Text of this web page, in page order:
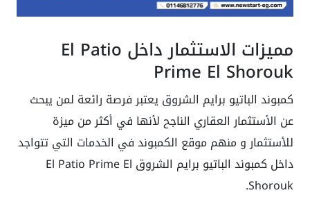
مميزات الاستثمار داخل El Patio
Prime El Shorouk
كمبوند الباتيو برايم الشروق يعتبر فرصة رائعة لمن يبحث
عن الأستثمار العقاري الناجح لأنها في أكثر من ميزة
للأستثمار و منهم موقع الكمبوند في الخدمات التي تتواجد
داخل كمبوند الباتيو برايم الشروق El Patio Prime El
Shorouk.